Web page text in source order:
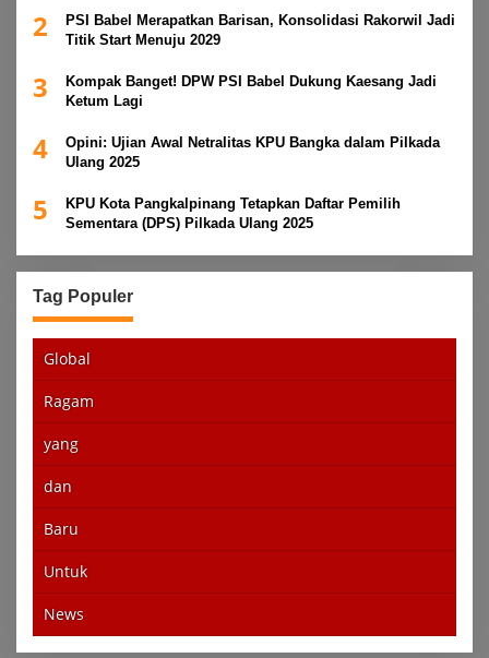
2
PSI Babel Merapatkan Barisan, Konsolidasi Rakorwil Jadi
Titik Start Menuju 2029
3
Kompak Banget! DPW PSI Babel Dukung Kaesang Jadi
Ketum Lagi
4
Opini: Ujian Awal Netralitas KPU Bangka dalam Pilkada
Ulang 2025
5
KPU Kota Pangkalpinang Tetapkan Daftar Pemilih
Sementara (DPS) Pilkada Ulang 2025
Tag Populer
Global
Ragam
yang
dan
Baru
Untuk
News